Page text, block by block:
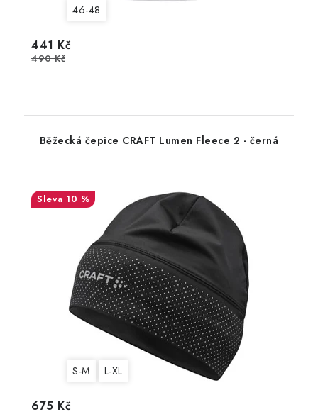
46-48
441 Kč
490 Kč
Běžecká čepice CRAFT Lumen Fleece 2 - černá
10 %
S-M L-XL
675 Kč